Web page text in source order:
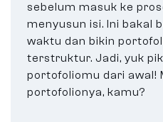
sebelum masuk ke
menyusun isi. Ini bakal
waktu dan bikin
terstruktur. Jadi, yuk
portofoliomu dari awal!
portofolionya, kamu?